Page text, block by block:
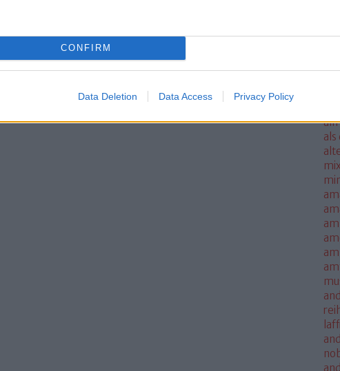
CONFIRM
Data Deletion Data Access Privacy Policy
als
mix